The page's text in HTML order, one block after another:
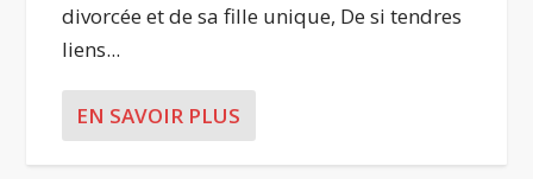
divorcée et de sa fille unique, De si tendres
liens...
EN SAVOIR PLUS